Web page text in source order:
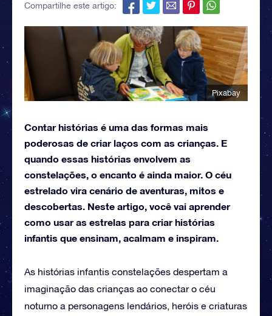
Compartilhe este artigo:
Pixabay
Contar histórias é uma das formas mais
poderosas de criar laços com as crianças. E
quando essas histórias envolvem as
constelações, o encanto é ainda maior. O céu
estrelado vira cenário de aventuras, mitos e
descobertas. Neste artigo, você vai aprender
como usar as estrelas para criar histórias
infantis que ensinam, acalmam e inspiram.
As histórias infantis constelações despertam a
imaginação das crianças ao conectar o céu
noturno a personagens lendários, heróis e criaturas